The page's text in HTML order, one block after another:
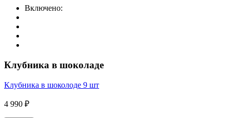
Включено:
Клубника в шоколаде
Клубника в шоколоде 9 шт
4 990 ₽